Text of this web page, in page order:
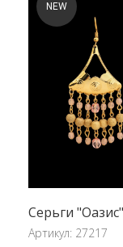
NEW
Серьги "Оазис"
Артикул: 27217